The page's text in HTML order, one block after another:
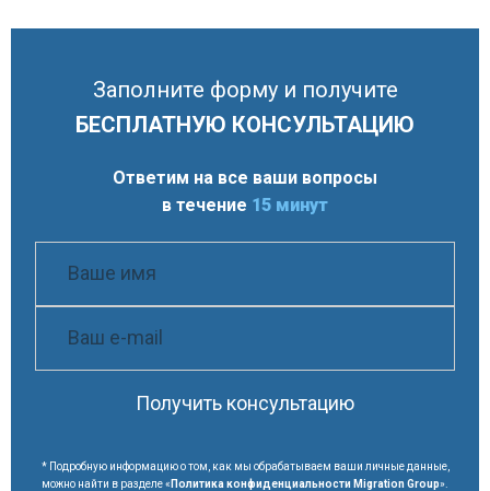
Заполните форму и получите
БЕСПЛАТНУЮ КОНСУЛЬТАЦИЮ
Ответим на все ваши вопросы
в течение 15 минут
Получить консультацию
* Подробную информацию о том, как мы обрабатываем ваши личные данные,
можно найти в разделе « Политика конфиденциальности Migration Group».